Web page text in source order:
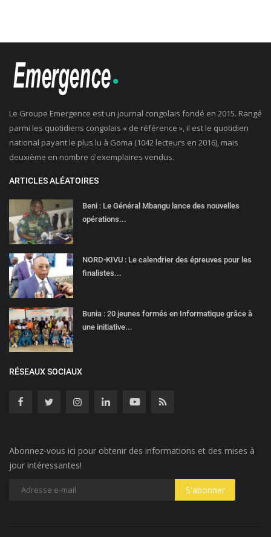
Le Groupe Emergence est un journal congolais fondé en 2015. Rangé
parmi les quotidiens congolais « de référence », il est le quotidien
national payant le plus lu à Goma (1042 lecteurs en 2016), mais
deuxième en nombre d'exemplaires vendus.
ARTICLES ALÉATOIRES
Beni : Le Général Mbangu lance des nouvelles
opérations...
NORD-KIVU : Le calendrier des épreuves pour les
finalistes...
Bunia : 20 jeunes formés en Informatique grâce à
une initiative...
RÉSEAUX SOCIAUX
Abonnez-vous ici pour obtenir des informations et des mises à
jour intéressantes!